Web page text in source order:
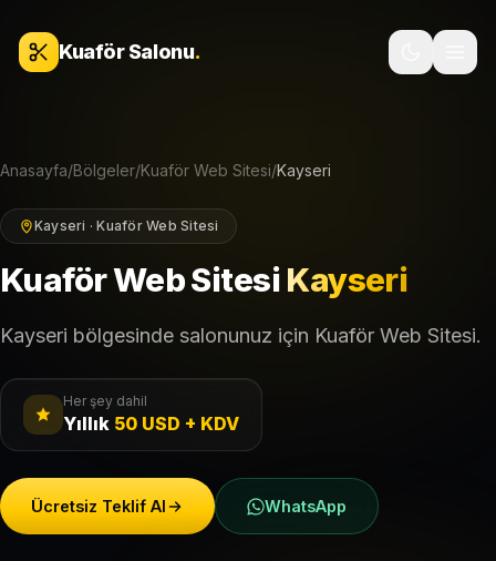
Kuaför Salonu.
Anasayfa/Bölgeler/Kuaför Web Sitesi/Kayseri
Kayseri · Kuaför Web Sitesi
Kuaför Web SitesiKayseri
Kayseri bölgesinde salonunuz için Kuaför Web Sitesi.
Her şey dahil
Yıllık 50 USD + KDV
Ücretsiz Teklif Al WhatsApp